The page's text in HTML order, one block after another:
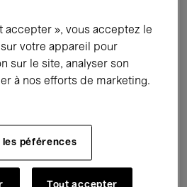
Concerts
Performances
Global Music
accepter », vous acceptez le
votre appareil pour
sur le site, analyser son
à nos efforts de marketing.
les péférences